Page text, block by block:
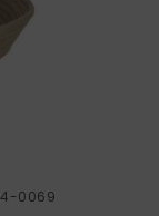
0069